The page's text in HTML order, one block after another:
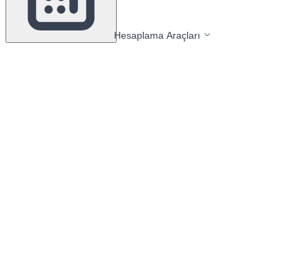
Hesaplama Araçları